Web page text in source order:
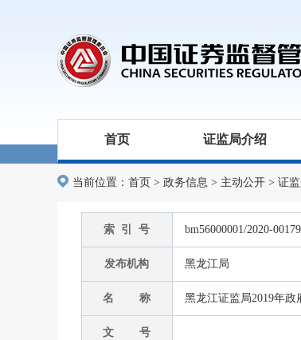
首页 证监局介绍
当前位置： 首页 > 政务信息 > 主动公开 > 证
索 引 号 bm56000001/2020-
发布机构 黑龙江局
名 称 黑龙江证监局2019年
文 号